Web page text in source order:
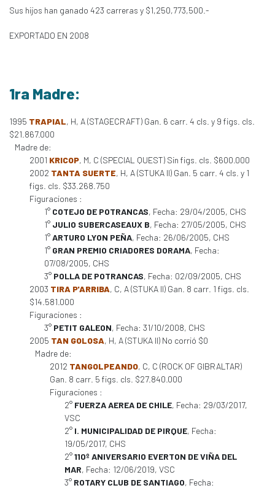
Sus hijos han ganado 423 carreras y $1,250,773,500.-
EXPORTADO EN 2008
1ra Madre:
1995 TRAPIAL, H, A (STAGECRAFT) Gan. 6 carr. 4 cls. y 9 figs. cls.
$21.867.000
Madre de:
2001 KRICOP, M, C (SPECIAL QUEST) Sin figs. cls. $600.000
2002 TANTA SUERTE, H, A (STUKA II) Gan. 5 carr. 4 cls. y 1
figs. cls. $33.268.750
Figuraciones :
1° COTEJO DE POTRANCAS, Fecha: 29/04/2005, CHS
1° JULIO SUBERCASEAUX B, Fecha: 27/05/2005, CHS
1°ARTURO LYON PEÑA, Fecha: 26/06/2005, CHS
1° GRAN PREMIO CRIADORES DORAMA, Fecha:
07/08/2005, CHS
3° POLLA DE POTRANCAS, Fecha: 02/09/2005, CHS
2003 TIRA P'ARRIBA, C, A (STUKA II) Gan. 8 carr. 1 figs. cls.
$14.581.000
Figuraciones :
3° PETIT GALEON, Fecha: 31/10/2008, CHS
2005 TAN GOLOSA, H, A (STUKA II) No corrió $0
Madre de:
2012 TANGOLPEANDO, C, C (ROCK OF GIBRALTAR)
Gan. 8 carr. 5 figs. cls. $27.840.000
Figuraciones :
2° FUERZA AEREA DE CHILE, Fecha: 29/03/2017,
VSC
2° I. MUNICIPALIDAD DE PIRQUE, Fecha:
19/05/2017, CHS
2°110º ANIVERSARIO EVERTON DE VIÑA DEL
MAR, Fecha: 12/06/2019, VSC
3° ROTARY CLUB DE SANTIAGO, Fecha: